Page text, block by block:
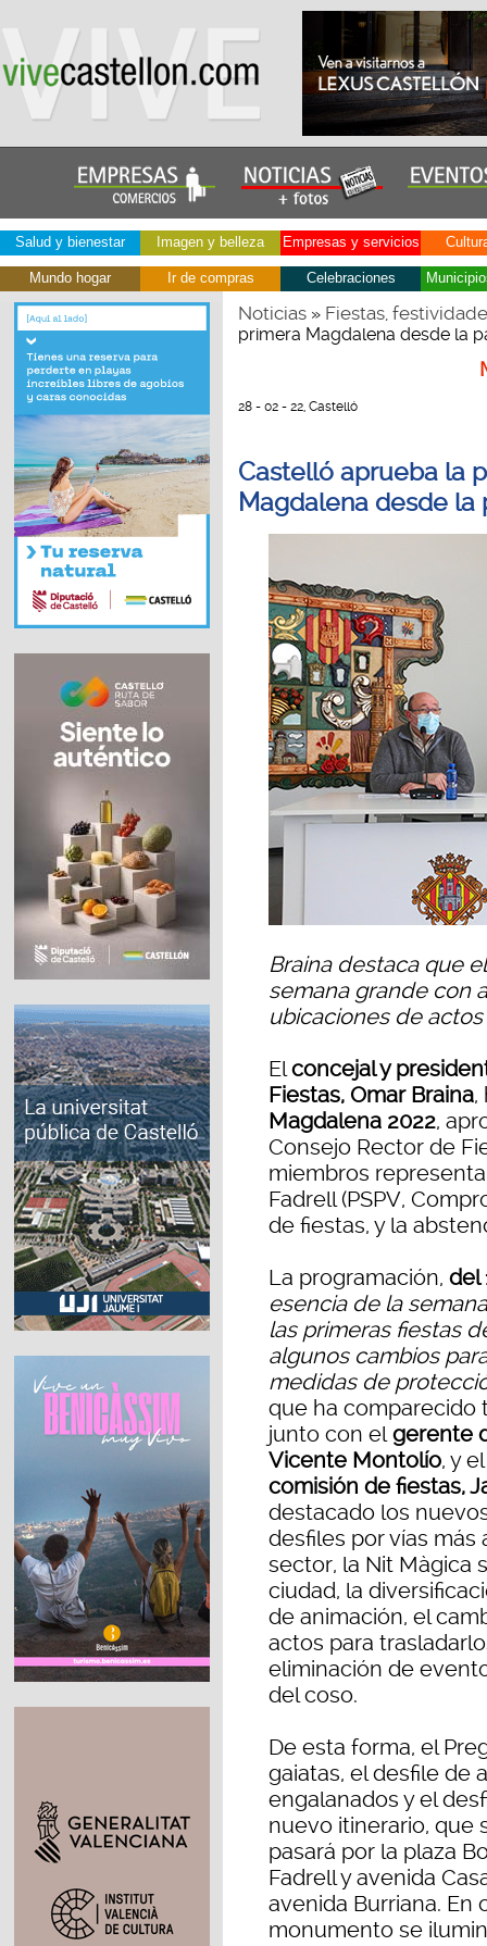
Salud y bienestar Imagen y belleza Empresas y servicios
Mundo hogar Ir de compras Celebraciones
Noticias» Fiestas,
primera Magdalena desde la
28 - 02 - 22, Castelló
Castelló aprueba la
Magdalena desde la
Braina destaca que
semana grande con
ubicaciones de actos
Elconcejal y
Fiestas, Omar Braina,
Magdalena 2022,
Consejo Rector de
miembros
Fadrell (PSPV,
de fiestas, y la
La programación, del
esencia de la
las primeras fiestas
algunos cambios
medidas de
que ha comparecido
junto con elgerente
Vicente Montolío, y
comisión de fiestas,
destacado los
desfiles por vías más
sector, la Nit Màgica
ciudad, la
de animación, el
actos para
eliminación de
del coso.
De esta forma, el
gaiatas, el desfile de
engalanados y el
nuevo itinerario, que
pasará por la plaza
Fadrell y avenida
avenida Burriana. En
monumento se